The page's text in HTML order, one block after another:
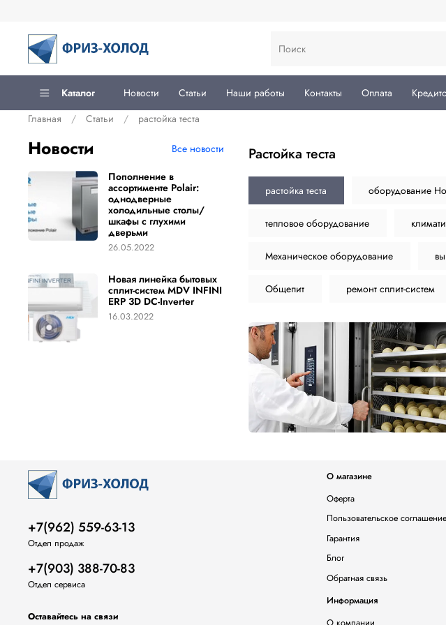
Каталог Новости Статьи Наши работы Контакты Оплата
Главная
Статьи растойка теста
растойка теста
растойка теста оборудование
тепловое оборудование
Механическое оборудование
Общепит ремонт сплит-систем
Новости Все новости
Пополнение в
ассортименте Polair:
однодверные
холодильные столы/
шкафы с глухими
дверьми
26.05.2022
Новая линейка бытовых
сплит-систем MDV INFINI
ERP 3D DC-Inverter
16.03.2022
О магазине
Оферта
Пользовательское соглашение
Гарантия
Блог
Обратная связь
Информация
+7(962) 559-63-13
Отдел продаж
+7(903) 388-70-83
Отдел сервиса
Оставайтесь на связи